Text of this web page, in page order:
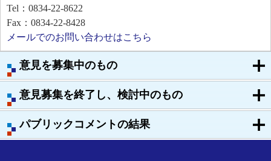
意見を募集中のもの
意見募集を終了し、検討中のもの
パブリックコメントの結果
Tel：0834-22-8622
Fax：0834-22-8428
メールでのお問い合わせはこちら